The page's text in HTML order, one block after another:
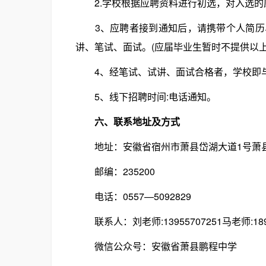
3、应聘者接到通知后，请携带个人简历
讲、笔试、面试。(应届毕业生暂时不提供以
4、经笔试、试讲、面试合格者，学校即
5、线下招聘时间:电话通知。
六、联系地址及方式
地址：安徽省宿州市萧县岱湖大道1号萧
邮编：235200
电话：0557—5092829
联系人：刘老师:13955707251马老师
微信公众号：安徽省萧县鹏程中学